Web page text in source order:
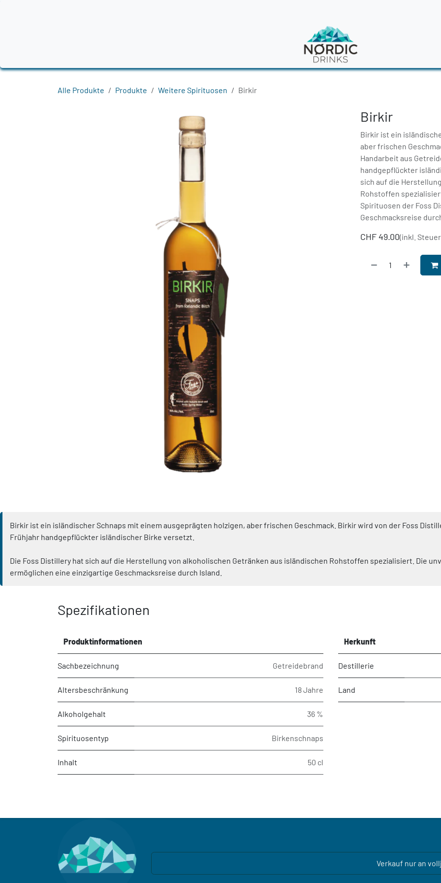
Alle Produkte Produkte Weitere Spirituosen Birkir
Birkir
Birkir ist ein
aber frischen
Handarbeit aus
handgepflückter
sich auf die
Rohstoffen
Spirituosen der Foss
Geschmacksreise
CHF 49.00(inkl.
Birkir ist ein isländischer Schnaps mit einem ausgeprägten holzigen, aber frischen Geschmack. Birkir wird von der Foss
Frühjahr handgepflückter isländischer Birke versetzt.
Die Foss Distillery hat sich auf die Herstellung von alkoholischen Getränken aus isländischen Rohstoffen spezialisiert. Die
ermöglichen eine einzigartige Geschmacksreise durch Island.
Spezifikationen
Produktinformationen
Sachbezeichnung Getreidebrand
Altersbeschränkung 18 Jahre
Alkoholgehalt 36 %
Spirituosentyp Birkenschnaps
Inhalt 50 cl
Herkunft
Destillerie
Land
Verkauf nur an